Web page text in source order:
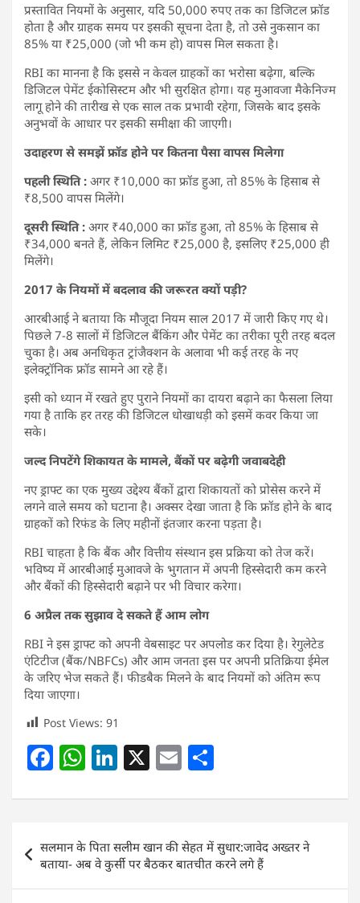
प्रस्तावित नियमों के अनुसार, यदि 50,000 रुपए तक का डिजिटल फ्रॉड
होता है और ग्राहक समय पर इसकी सूचना देता है, तो उसे नुकसान का
85% या ₹25,000 (जो भी कम हो) वापस मिल सकता है।
RBI का मानना है कि इससे न केवल ग्राहकों का भरोसा बढ़ेगा, बल्कि
डिजिटल पेमेंट ईकोसिस्टम और भी सुरक्षित होगा। यह मुआवजा मैकेनिज्म
लागू होने की तारीख से एक साल तक प्रभावी रहेगा, जिसके बाद इसके
अनुभवों के आधार पर इसकी समीक्षा की जाएगी।
उदाहरण से समझें फ्रॉड होने पर कितना पैसा वापस मिलेगा
पहली स्थिति : अगर ₹10,000 का फ्रॉड हुआ, तो 85% के हिसाब से
₹8,500 वापस मिलेंगे।
दूसरी स्थिति : अगर ₹40,000 का फ्रॉड हुआ, तो 85% के हिसाब से
₹34,000 बनते हैं, लेकिन लिमिट ₹25,000 है, इसलिए ₹25,000 ही
मिलेंगे।
2017 के नियमों में बदलाव की जरूरत क्यों पड़ी?
आरबीआई ने बताया कि मौजूदा नियम साल 2017 में जारी किए गए थे।
पिछले 7-8 सालों में डिजिटल बैंकिंग और पेमेंट का तरीका पूरी तरह बदल
चुका है। अब अनधिकृत ट्रांजैक्शन के अलावा भी कई तरह के नए
इलेक्ट्रॉनिक फ्रॉड सामने आ रहे हैं।
इसी को ध्यान में रखते हुए पुराने नियमों का दायरा बढ़ाने का फैसला लिया
गया है ताकि हर तरह की डिजिटल धोखाधड़ी को इसमें कवर किया जा
सके।
जल्द निपटेंगे शिकायत के मामले, बैंकों पर बढ़ेगी जवाबदेही
नए ड्राफ्ट का एक मुख्य उद्देश्य बैंकों द्वारा शिकायतों को प्रोसेस करने में
लगने वाले समय को घटाना है। अक्सर देखा जाता है कि फ्रॉड होने के बाद
ग्राहकों को रिफंड के लिए महीनों इंतजार करना पड़ता है।
RBI चाहता है कि बैंक और वित्तीय संस्थान इस प्रक्रिया को तेज करें।
भविष्य में आरबीआई मुआवजे के भुगतान में अपनी हिस्सेदारी कम करने
और बैंकों की हिस्सेदारी बढ़ाने पर भी विचार करेगा।
6 अप्रैल तक सुझाव दे सकते हैं आम लोग
RBI ने इस ड्राफ्ट को अपनी वेबसाइट पर अपलोड कर दिया है। रेगुलेटेड
एंटिटीज (बैंक/NBFCs) और आम जनता इस पर अपनी प्रतिक्रिया ईमेल
के जरिए भेज सकते हैं। फीडबैक मिलने के बाद नियमों को अंतिम रूप
दिया जाएगा।
Post Views: 91
F
c
e
b
o
W
at
s
A
p
Li
k
e
dI
n
X E
ai
l
ar
e
navigation
सलमान के पिता सलीम खान की सेहत में सुधार:जावेद अख्तर ने
बताया- अब वे कुर्सी पर बैठकर बातचीत करने लगे हैं